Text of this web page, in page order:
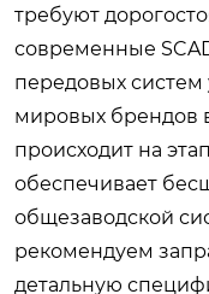
требуют
современные
передовых
мировых брендов
происходит на
обеспечивает
общезаводской
рекомендуем
детальную